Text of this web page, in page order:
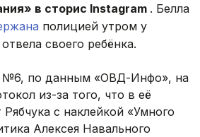
в сторис Instagram . Белла
полицией утром у
своего ребёнка.
№6, по данным «ОВД-Инфо», на
из-за того, что в её
с наклейкой «Умного
Алексея Навального